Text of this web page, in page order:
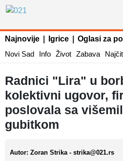
Najnovije Igrice Oglasi za
Novi Sad
Info Život Zabava
Radnici "Lira" u
kolektivni ugovor,
poslovala sa
gubitkom
Autor: Zoran Strika - strika@021.rs